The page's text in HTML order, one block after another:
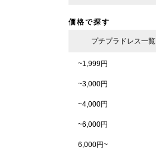
価格で探す
プチプラドレス一覧
~1,999円
~3,000円
~4,000円
~6,000円
6,000円~